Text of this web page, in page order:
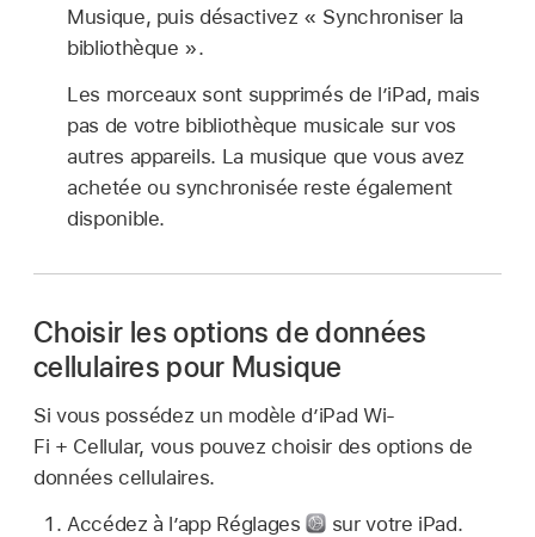
Musique, puis désactivez « Synchroniser la
bibliothèque ».
Les morceaux sont supprimés de l’iPad, mais
pas de votre bibliothèque musicale sur vos
autres appareils. La musique que vous avez
achetée ou synchronisée reste également
disponible.
Choisir les options de données
cellulaires pour Musique
Si vous possédez un modèle d’iPad Wi-
Fi + Cellular, vous pouvez choisir des options de
données cellulaires.
Accédez à l’app Réglages
sur votre iPad.